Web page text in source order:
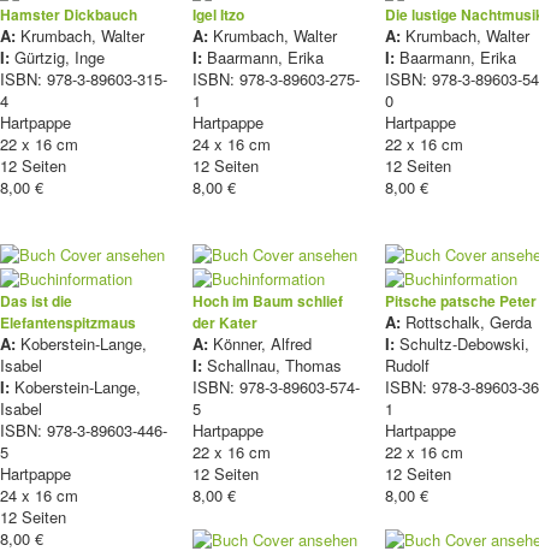
Hamster Dickbauch
A: Krumbach, Walter
I: Gürtzig, Inge
ISBN: 978-3-89603-315-
4
Hartpappe
22 x 16 cm
12 Seiten
8,00 €
Igel Itzo
A: Krumbach, Walter
I: Baarmann, Erika
ISBN: 978-3-89603-275-
1
Hartpappe
24 x 16 cm
12 Seiten
8,00 €
Die lustige
A: Krumbach, Walter
I: Baarmann, Erika
ISBN: 978-3-89603-
0
Hartpappe
22 x 16 cm
12 Seiten
8,00 €
Das ist die
Elefantenspitzmaus
A: Koberstein-Lange,
Isabel
I: Koberstein-Lange,
Isabel
ISBN: 978-3-89603-446-
5
Hartpappe
24 x 16 cm
12 Seiten
8,00 €
Hoch im Baum schlief
der Kater
A: Könner, Alfred
I: Schallnau, Thomas
ISBN: 978-3-89603-574-
5
Hartpappe
22 x 16 cm
12 Seiten
8,00 €
Pitsche patsche Peter
A: Rottschalk, Gerda
I: Schultz-Debowski,
Rudolf
ISBN: 978-3-89603-
1
Hartpappe
22 x 16 cm
12 Seiten
8,00 €